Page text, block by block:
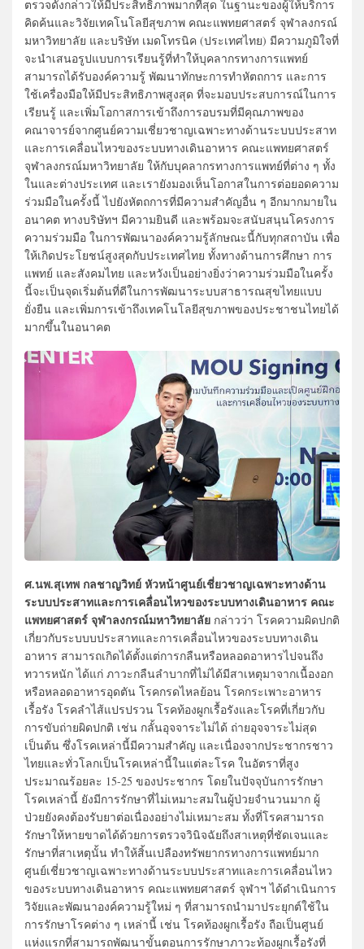
ตรวจดังกล่าวให้มีประสิทธิภาพมากที่สุด ในฐานะของผู้ให้บริการ
คิดค้นและวิจัยเทคโนโลยีสุขภาพ คณะแพทยศาสตร์ จุฬาลงกรณ์
มหาวิทยาลัย และบริษัท เมดโทรนิค (ประเทศไทย) มีความภูมิใจที่
จะนำเสนอรูปแบบการเรียนรู้ที่ทำให้บุคลากรทางการแพทย์
สามารถได้รับองค์ความรู้ พัฒนาทักษะการทำหัตถการ และการ
ใช้เครื่องมือให้มีประสิทธิภาพสูงสุด ที่จะมอบประสบการณ์ในการ
เรียนรู้ และเพิ่มโอกาสการเข้าถึงการอบรมที่มีคุณภาพของ
คณาจารย์จากศูนย์ความเชี่ยวชาญเฉพาะทางด้านระบบประสาท
และการเคลื่อนไหวของระบบทางเดินอาหาร คณะแพทยศาสตร์
จุฬาลงกรณ์มหาวิทยาลัย ให้กับบุคลากรทางการแพทย์ที่ต่าง ๆ ทั้ง
ในและต่างประเทศ และเรายังมองเห็นโอกาสในการต่อยอดความ
ร่วมมือในครั้งนี้ ไปยังหัตถการที่มีความสำคัญอื่น ๆ อีกมากมายใน
อนาคต ทางบริษัทฯ มีความยินดี และพร้อมจะสนับสนุนโครงการ
ความร่วมมือ ในการพัฒนาองค์ความรู้ลักษณะนี้กับทุกสถาบัน เพื่อ
ให้เกิดประโยชน์สูงสุดกับประเทศไทย ทั้งทางด้านการศึกษา การ
แพทย์ และสังคมไทย และหวังเป็นอย่างยิ่งว่าความร่วมมือในครั้ง
นี้จะเป็นจุดเริ่มต้นที่ดีในการพัฒนาระบบสาธารณสุขไทยแบบ
ยั่งยืน และเพิ่มการเข้าถึงเทคโนโลยีสุขภาพของประชาชนไทยได้
มากขึ้นในอนาคต
ศ.นพ.สุเทพ กลชาญวิทย์ หัวหน้าศูนย์เชี่ยวชาญเฉพาะทางด้าน
ระบบประสาทและการเคลื่อนไหวของระบบทางเดินอาหาร คณะ
แพทยศาสตร์ จุฬาลงกรณ์มหาวิทยาลัย กล่าวว่า โรคความผิดปกติ
เกี่ยวกับระบบบประสาทและการเคลื่อนไหวของระบบทางเดิน
อาหาร สามารถเกิดได้ตั้งแต่การกลืนหรือหลอดอาหารไปจนถึง
ทวารหนัก ได้แก่ ภาวะกลืนลำบากที่ไม่ได้มีสาเหตุมาจากเนื้องอก
หรือหลอดอาหารอุดตัน โรคกรดไหลย้อน โรคกระเพาะอาหาร
เรื้อรัง โรคลำไส้แปรปรวน โรคท้องผูกเรื้อรังและโรคที่เกี่ยวกับ
การขับถ่ายผิดปกติ เช่น กลั้นอุจจาระไม่ได้ ถ่ายอุจจาระไม่สุด
เป็นต้น ซึ่งโรคเหล่านี้มีความสำคัญ และเนื่องจากประชากรชาว
ไทยและทั่วโลกเป็นโรคเหล่านี้ในแต่ละโรค ในอัตราที่สูง
ประมาณร้อยละ 15-25 ของประชากร โดยในปัจจุบันการรักษา
โรคเหล่านี้ ยังมีการรักษาที่ไม่เหมาะสมในผู้ป่วยจำนวนมาก ผู้
ป่วยยังคงต้องรับยาต่อเนื่องอย่างไม่เหมาะสม ทั้งที่โรคสามารถ
รักษาให้หายขาดได้ด้วยการตรวจวินิจฉัยถึงสาเหตุที่ชัดเจนและ
รักษาที่สาเหตุนั้น ทำให้สิ้นเปลืองทรัพยากรทางการแพทย์มาก
ศูนย์เชี่ยวชาญเฉพาะทางด้านระบบประสาทและการเคลื่อนไหว
ของระบบทางเดินอาหาร คณะแพทยศาสตร์ จุฬาฯ ได้ดำเนินการ
วิจัยและพัฒนาองค์ความรู้ใหม่ ๆ ที่สามารถนำมาประยุกต์ใช้ใน
การรักษาโรคต่าง ๆ เหล่านี้ เช่น โรคท้องผูกเรื้อรัง ถือเป็นศูนย์
แห่งแรกที่สามารถพัฒนาขั้นตอนการรักษาภาวะท้องผูกเรื้อรังที่